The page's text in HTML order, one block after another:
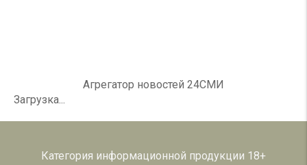
Агрегатор новостей 24СМИ
Загрузка...
Категория информационной продукции 18+